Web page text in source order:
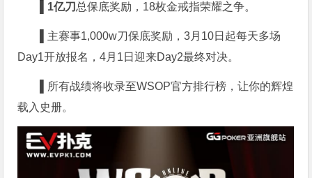
1亿刀 总保底奖励，18枚金戒指荣耀之争。
主赛事1,000w刀保底奖励，3月10日起每天多场
Day1开放报名，4月1日迎来Day2最终对决。
所有战绩将收录至WSOP官方排行榜，让你的辉煌
载入史册。